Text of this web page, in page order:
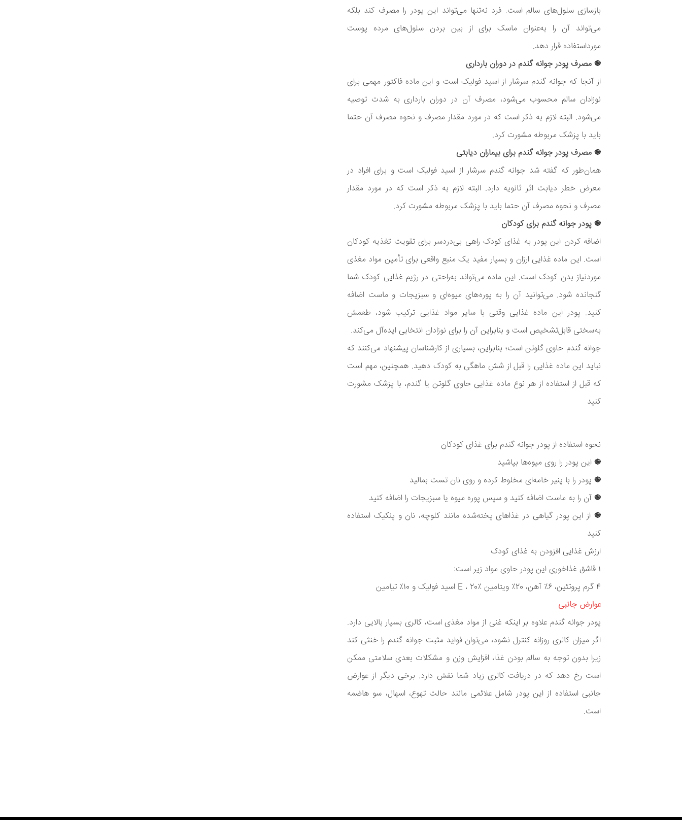
بازسازی سلول‌های سالم است. فرد نه‌تنها می‌تواند این پودر را مصرف کند بلکه
می‌تواند آن را به‌عنوان ماسک برای از بین بردن سلول‌های مرده پوست
مورداستفاده قرار دهد.
֎ مصرف پودر جوانه گندم در دوران بارداری
از آنجا که جوانه گندم سرشار از اسید فولیک است و این ماده فاکتور مهمی برای
نوزادان سالم محسوب می‌شود، مصرف آن در دوران بارداری به شدت توصیه
می‌شود. البته لازم به ذکر است که در مورد مقدار مصرف و نحوه مصرف آن حتما
باید با پزشک مربوطه مشورت کرد.
֎ مصرف پودر جوانه گندم برای بیماران دیابتی
همان‌طور که گفته شد جوانه گندم سرشار از اسید فولیک است و برای افراد در
معرض خطر دیابت اثر ثانویه دارد. البته لازم به ذکر است که در مورد مقدار
مصرف و نحوه مصرف آن حتما باید با پزشک مربوطه مشورت کرد.
֎ پودر جوانه گندم برای کودکان
اضافه کردن این پودر به غذای کودک راهی بی‌دردسر برای تقویت تغذیه کودکان
است. این ماده غذایی ارزان و بسیار مفید یک منبع واقعی برای تأمین مواد مغذی
موردنیاز بدن کودک است. این ماده می‌تواند به‌راحتی در رژیم غذایی کودک شما
گنجانده شود. می‌توانید آن را به پوره‌های میوه‌ای و سبزیجات و ماست اضافه
کنید. پودر این ماده غذایی وقتی با سایر مواد غذایی ترکیب شود، طعمش
به‌سختی قابل‌تشخیص است و بنابراین آن را برای نوزادان انتخابی ایده‌آل می‌کند.
جوانه گندم حاوی گلوتن است؛ بنابراین، بسیاری از کارشناسان پیشنهاد می‌کنند که
نباید این ماده غذایی را قبل از شش ماهگی به کودک دهید. همچنین، مهم است
که قبل از استفاده از هر نوع ماده غذایی حاوی گلوتن یا گندم، با پزشک مشورت
کنید
نحوه استفاده از پودر جوانه گندم برای غذای کودکان
֎ این پودر را روی میوه‌ها بپاشید
֎ پودر را با پنیر خامه‌ای مخلوط کرده و روی نان تست بمالید
֎ آن را به ماست اضافه کنید و سپس پوره میوه یا سبزیجات را اضافه کنید
֎ از این پودر گیاهی در غذاهای پخته‌شده مانند کلوچه، نان و پنکیک استفاده
کنید
ارزش غذایی افزودن به غذای کودک
1 قاشق غذاخوری این پودر حاوی مواد زیر است:
4 گرم پروتئین، 6٪ آهن، 20٪ ویتامین E ، 20٪ اسید فولیک و 10٪ تیامین
عوارض جانبی
پودر جوانه گندم علاوه بر اینکه غنی از مواد مغذی است، کالری بسیار بالایی دارد.
اگر میزان کالری روزانه کنترل نشود، می‌توان فواید مثبت جوانه گندم را خنثی کند
زیرا بدون توجه به سالم بودن غذا، افزایش وزن و مشکلات بعدی سلامتی ممکن
است رخ دهد که در دریافت کالری زیاد شما نقش دارد. برخی دیگر از عوارض
جانبی استفاده از این پودر شامل علائمی مانند حالت تهوع، اسهال، سو هاضمه
است.